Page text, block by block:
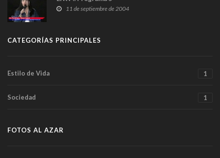
11 de septiembre de 2004
CATEGORÍAS PRINCIPALES
Estilo de Vida 1
Sociedad 1
FOTOS AL AZAR